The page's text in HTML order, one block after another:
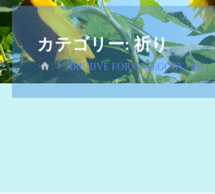
宣
会
_
摂
カテゴリー:祈り
ARCHIVE FOR CATEGORY "祈り"